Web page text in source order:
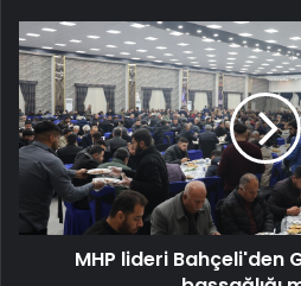
MHP
lideri
Bahçeli'den
Gülseven
ailesine
başsağlığı
mesajı
MHP lideri Bahçeli'den